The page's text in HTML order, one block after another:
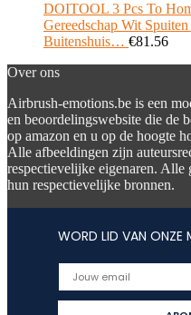
DOITOOL 3 Pcs To
Gereedschap Wit
Buitenshuis… €81.56
Over ons
Airbrush-emotions.be is een
en beoordelingswebsite die de
op amazon en u op de hoogte
Alle afbeeldingen zijn
respectievelijke eigenaren. Alle
hun respectievelijke bronnen.
WORD LID VAN ONZE